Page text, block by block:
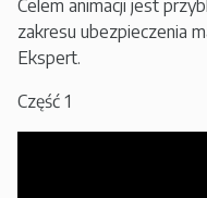
Celem animacji jest
zakresu ubezpieczenia
Ekspert.
Część 1